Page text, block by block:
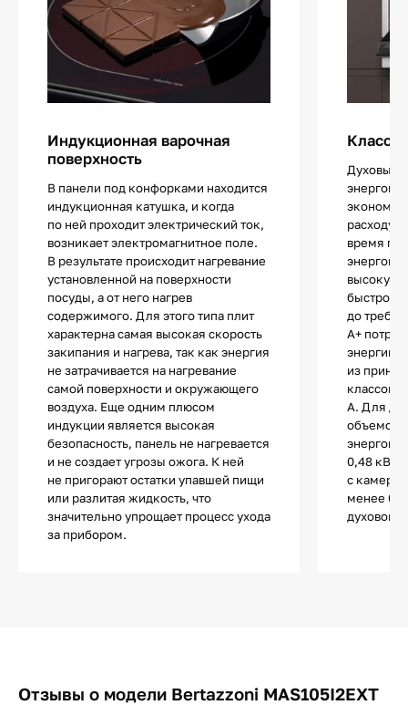
Индукционная варочная
поверхность
В панели под конфорками находится
индукционная катушка, и когда
по ней проходит электрический ток,
возникает электромагнитное поле.
В результате происходит нагревание
установленной на поверхности
посуды, а от него нагрев
содержимого. Для этого типа плит
характерна самая высокая скорость
закипания и нагрева, так как энергия
не затрачивается на нагревание
самой поверхности и окружающего
воздуха. Еще одним плюсом
индукции является высокая
безопасность, панель не нагревается
и не создает угрозы ожога. К ней
не пригорают остатки упавшей пищи
или разлитая жидкость, что
значительно упрощает процесс ухода
за прибором.
Класс
Духовые
время
высокую
быстро
до
А+
энергии,
из
классов
А. Для
объемом
0,48 кВт/
с
менее
духовок
Отзывы о модели Bertazzoni MAS105I2EXT